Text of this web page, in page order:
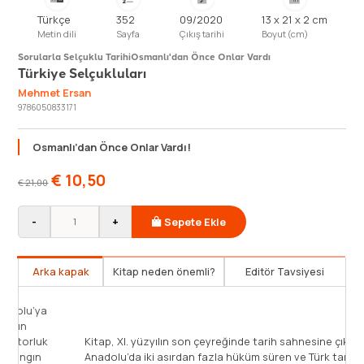
Türkçe
Metin dili
352
Sayfa
09/2020
Çıkış tarihi
13 x 21 x 2 cm
Boyut (cm)
Sorularla Selçuklu TarihiOsmanlı'dan Önce Onlar Vardı
Türkiye Selçukluları
Mehmet Ersan
9786050833171
Osmanlı’dan Önce Onlar Vardı!
€21,00 € 10,50
- + Sepete Ekle
Arka kapak Kitap neden önemli? Editör Tavsiyesi
Önce Ortadoğu’da egemenlik kurdular, sonra Anadolu’ya
yöneldiler. Malazgirt Zaferi’nin ardından Anadolu’nun
kapılarını Türklere açtılar. Bir yanda köklü bir imparatorluk
olan Bizanslılarla mücadele ettiler, sonra bölgeyi yangın
Kitap,